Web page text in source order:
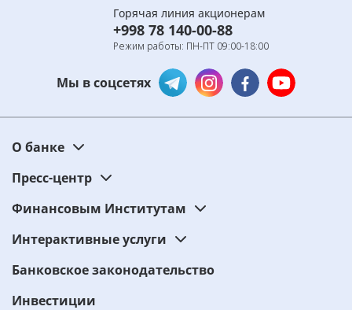
Горячая линия акционерам
+998 78 140-00-88
Режим работы: ПН-ПТ 09:00-18:00
Мы в соцсетях
О банке
Пресс-центр
Финансовым Институтам
Интерактивные услуги
Банковское законодательство
Инвестиции